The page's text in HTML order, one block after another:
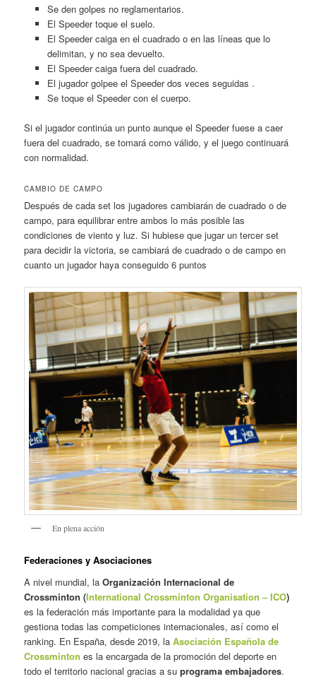
Se den golpes no reglamentarios.
El Speeder toque el suelo.
El Speeder caiga en el cuadrado o en las líneas que lo
delimitan, y no sea devuelto.
El Speeder caiga fuera del cuadrado.
El jugador golpee el Speeder dos veces seguidas .
Se toque el Speeder con el cuerpo.
Si el jugador continúa un punto aunque el Speeder fuese a caer
fuera del cuadrado, se tomará como válido, y el juego continuará
con normalidad.
CAMBIO DE CAMPO
Después de cada set los jugadores cambiarán de cuadrado o de
campo, para equilibrar entre ambos lo más posible las
condiciones de viento y luz. Si hubiese que jugar un tercer set
para decidir la victoria, se cambiará de cuadrado o de campo en
cuanto un jugador haya conseguido 6 puntos
En plena acción
Federaciones y Asociaciones
A nivel mundial, laOrganización Internacional de
Crossminton (International Crossminton Organisation – ICO)
es la federación más importante para la modalidad ya que
gestiona todas las competiciones internacionales, así como el
ranking. En España, desde 2019, laAsociación Española de
Crossminton es la encargada de la promoción del deporte en
todo el territorio nacional gracias a suprograma embajadores.